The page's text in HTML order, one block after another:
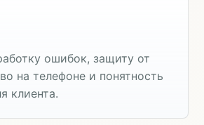
ошибок, защиту от
на телефоне и понятность
клиента.